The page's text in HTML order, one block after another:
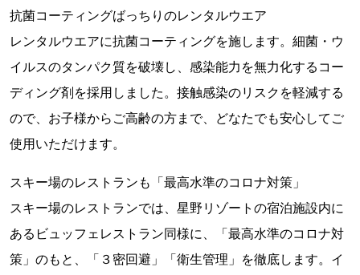
抗菌コーティングばっちりのレンタルウエア
レンタルウエアに抗菌コーティングを施します。細菌・ウ
イルスのタンパク質を破壊し、感染能力を無力化するコー
ディング剤を採用しました。接触感染のリスクを軽減する
ので、お子様からご高齢の方まで、どなたでも安心してご
使用いただけます。
スキー場のレストランも「最高水準のコロナ対策」
スキー場のレストランでは、星野リゾートの宿泊施設内に
あるビュッフェレストラン同様に、「最高水準のコロナ対
策」のもと、「３密回避」「衛生管理」を徹底します。イ